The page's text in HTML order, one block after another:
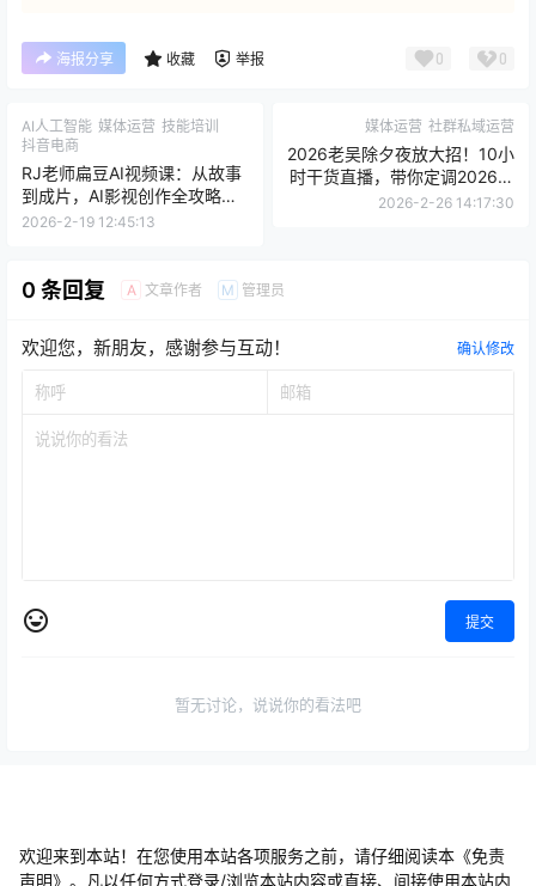
海报分享 收藏 举报 0 0
AI人工智能 媒体运营 技能培训
抖音电商
RJ老师扁豆AI视频课：从故事
到成片，AI影视创作全攻略！
零门槛小白也能轻松上手！
2026-2-19 12:45:13
媒体运营 社群私域运营
2026老吴除夕夜放大招！10小
时干货直播，带你定调2026赚
钱方向！
2026-2-26 14:17:30
0 条回复 A 文章作者 M 管理员
欢迎您，新朋友，感谢参与互动！ 确认修改
提交
暂无讨论，说说你的看法吧
欢迎来到本站！在您使用本站各项服务之前，请仔细阅读本《免责
声明》。凡以任何方式登录/浏览本站内容或直接、间接使用本站内